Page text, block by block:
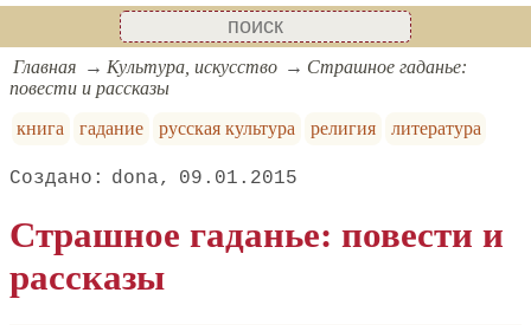
Главная Культура, искусство
Страшное гаданье:
повести и рассказы
книга
гадание русская культура религия литература
dona 09.01.2015
Страшное гаданье: повести и
рассказы